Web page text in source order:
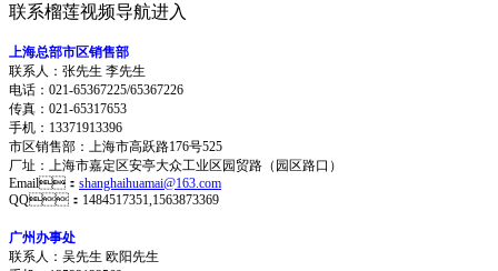
联系榴莲视频导航进入
上海总部市区销售部
联系人：张先生 李先生
电话：021-65367225/65367226
传真：021-65317653
手机：13371913396
市区销售部：上海市高跃路176号525
厂址：上海市嘉定区安亭大众工业区园贸路（园区路口）
Email： shanghaihuamai@163.com
QQ：1484517351,1563873369
广州办事处
联系人：吴先生 欧阳先生